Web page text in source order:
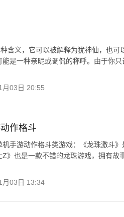
含义，它可以被解释为犹神仙，也
是一种亲昵或调侃的称呼。由于你
月03日 20:55
作格斗
机手游动作格斗类游戏：《龙珠激斗
Z》也是一款不错的龙珠游戏，拥有
月03日 13:34